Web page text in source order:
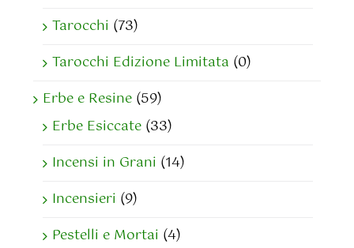
Tarocchi (73)
Tarocchi Edizione Limitata (0)
Erbe e Resine (59)
Erbe Esiccate (33)
Incensi in Grani (14)
Incensieri (9)
Pestelli e Mortai (4)